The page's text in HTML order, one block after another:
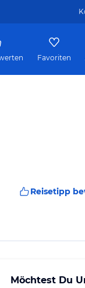
Favoriten
Reisetipp
Möchtest Du